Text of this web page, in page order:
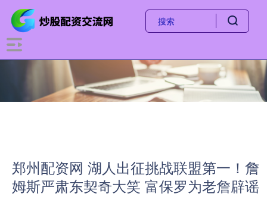
郑州配资网 湖人出征挑战联盟第一！詹
姆斯严肃东契奇大笑 富保罗为老詹辟谣